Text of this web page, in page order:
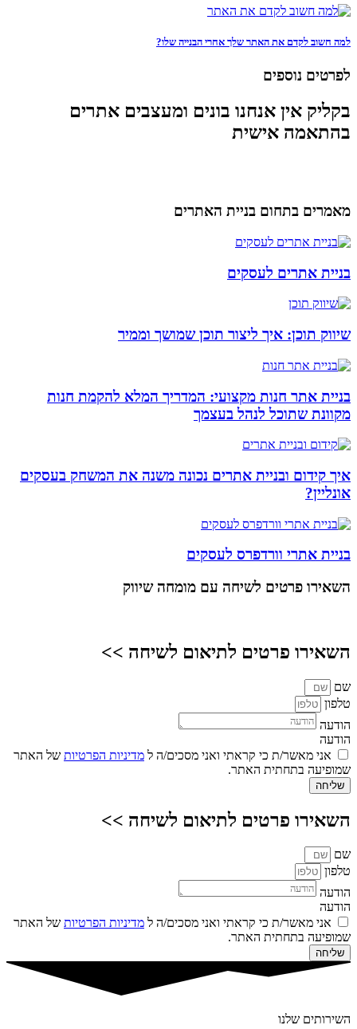
למה חשוב לקדם את האתר שלך אחרי הבנייה שלו?
לפרטים נוספים
בקליק אין אנחנו בונים ומעצבים אתרים
בהתאמה אישית
מאמרים בתחום בניית האתרים
בניית אתרים לעסקים
שיווק תוכן: איך ליצור תוכן שמושך וממיר
בניית אתר חנות מקצועי: המדריך המלא להקמת חנות
מקוונת שתוכל לנהל בעצמך
איך קידום ובניית אתרים נכונה משנה את המשחק בעסקים
אונליין?
בניית אתרי וורדפרס לעסקים
השאירו פרטים לשיחה עם מומחה שיווק
השאירו פרטים לתיאום לשיחה >>
שם
טלפון
הודעה
הודעה
אני מאשר/ת כי קראתי ואני מסכים/ה ל מדיניות הפרטיות של האתר
שמופיעה בתחתית האתר.
שליחה
השאירו פרטים לתיאום לשיחה >>
שם
טלפון
הודעה
הודעה
אני מאשר/ת כי קראתי ואני מסכים/ה ל מדיניות הפרטיות של האתר
שמופיעה בתחתית האתר.
שליחה
השירותים שלנו